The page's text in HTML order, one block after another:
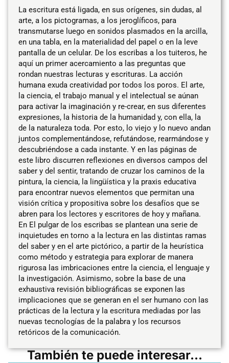
La escritura está ligada, en sus orígenes, sin dudas, al
arte, a los pictogramas, a los jeroglíficos, para
transmutarse luego en sonidos plasmados en la arcilla,
en una tabla, en la materialidad del papel o en la leve
pantalla de un celular. De los escribas a los tuiteros, he
aquí un primer acercamiento a las preguntas que
rondan nuestras lecturas y escrituras. La acción
humana exuda creatividad por todos los poros. El arte,
la ciencia, el trabajo manual y el intelectual se aúnan
para activar la imaginación y re-crear, en sus diferentes
expresiones, la historia de la humanidad y, con ella, la
de la naturaleza toda. Por esto, lo viejo y lo nuevo andan
juntos complementándose, refutándose, rearmándose y
descubriéndose a cada instante. Y en las páginas de
este libro discurren reflexiones en diversos campos del
saber y del sentir, tratando de cruzar los caminos de la
pintura, la ciencia, la lingüística y la praxis educativa
para encontrar nuevos elementos que permitan una
visión crítica y propositiva sobre los desafíos que se
abren para los lectores y escritores de hoy y mañana.
En El pulgar de los escribas se plantean una serie de
inquietudes en torno a la lectura en las distintas ramas
del saber y en el arte pictórico, a partir de la heurística
como método y estrategia para explorar de manera
rigurosa las imbricaciones entre la ciencia, el lenguaje y
la investigación. Asimismo, sobre la base de una
exhaustiva revisión bibliográficas se exponen las
implicaciones que se generan en el ser humano con las
prácticas de la lectura y la escritura mediadas por las
nuevas tecnologías de la palabra y los recursos
retóricos de la comunicación.
También te puede interesar...